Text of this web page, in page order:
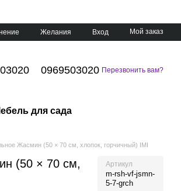
Желания Вход Мой заказ
0969503020 Перезвонить вам?
для сада
Жасмин (50 × 70 см, хлопок, горчичный) IMI
(50 × 70 см,
Артикул
m-rsh-vf-jsmn-
5-7-grch